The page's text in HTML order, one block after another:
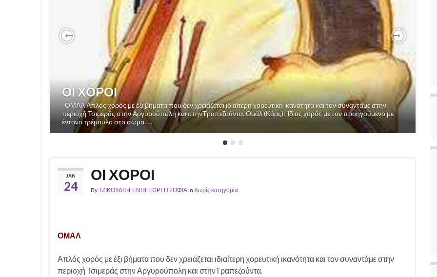
ΟΙ ΧΟΡΟΙ
ΟΜΑΛ Απλός χορός με έξι βήματα που δεν χρειάζεται ιδιαίτερη χορευτική ικανότητα και τον συναντάμε στην
περιοχή Τσιμεράς στην Αργυρούπολη και στηνΤραπεζούντα. Ομάλ (Κάρς): Ίδιος χορός με τον προηγούμενο με
έντονο τρέμουλο στο σώμα. …
JAN
24
ΟΙ ΧΟΡΟΙ
ByΤΖΙΚΟΥΔΗ-ΓΕΝΗΓΕΩΡΓΗ ΣΟΦΙΑin Χωρίς κατηγορία
ΟΜΑΛ
Απλός χορός με έξι βήματα που δεν χρειάζεται ιδιαίτερη χορευτική ικανότητα και τον συναντάμε στην
περιοχή Τσιμεράς στην Αργυρούπολη και στηνΤραπεζούντα.